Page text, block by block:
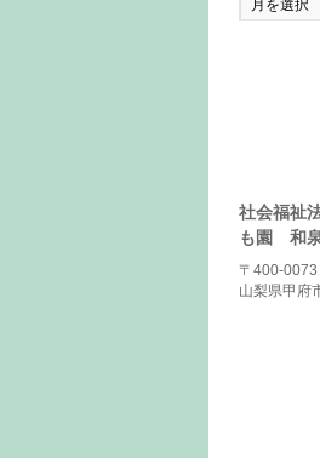
ー
社会福祉
も園 和
〒400-0073
山梨県甲府